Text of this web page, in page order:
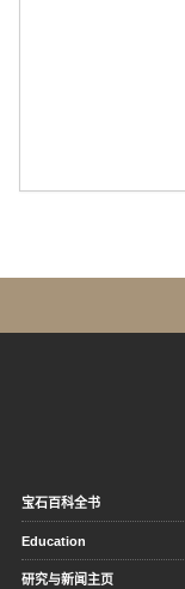
宝石百科全书
Education
研究与新闻主页